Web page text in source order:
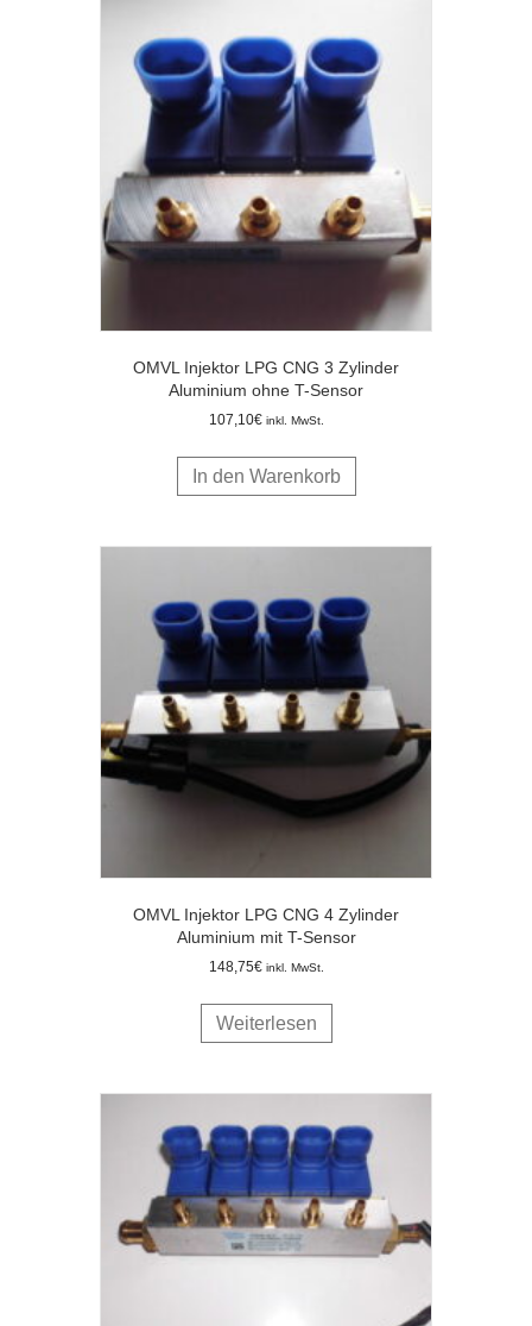
OMVL Injektor LPG CNG 3 Zylinder
Aluminium ohne T-Sensor
107,10€ inkl. MwSt.
In den Warenkorb
OMVL Injektor LPG CNG 4 Zylinder
Aluminium mit T-Sensor
148,75€ inkl. MwSt.
Weiterlesen